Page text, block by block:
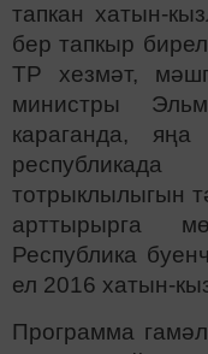
тапкан хатын-
бер тапкыр
ТР хезмәт,
министры
караганда,
тотрыклылыгын
арттырырга
Республика
ел 2016 хатын-
Программа